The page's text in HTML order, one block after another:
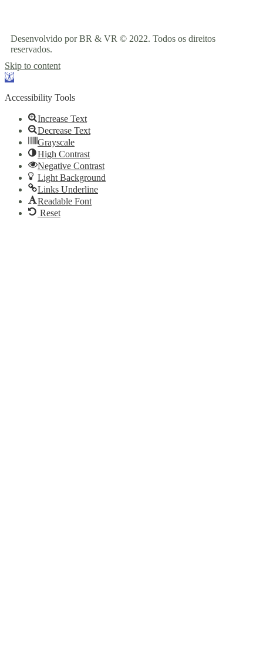
Desenvolvido por BR & VR © 2022. Todos os direitos
reservados.
Skip to content
Open
Accessibility Tools
Increase Text
Decrease Text
Grayscale
High Contrast
Negative Contrast
Light Background
Links Underline
Readable Font
Reset